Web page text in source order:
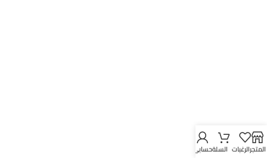
المتجرالرغبات السلةحسابي